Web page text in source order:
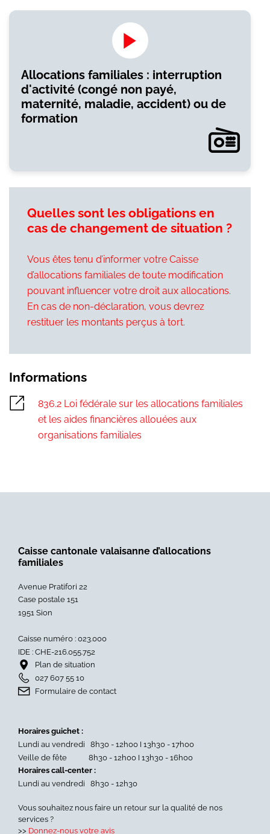
Allocations familiales : interruption
d'activité (congé non payé,
maternité, maladie, accident) ou de
formation
Quelles sont les obligations en
cas de changement de situation ?
Vous êtes tenu d’informer votre Caisse
d’allocations familiales de toute modification
pouvant influencer votre droit aux allocations.
En cas de non-déclaration, vous devrez
restituer les montants perçus à tort.
Informations
836.2 Loi fédérale sur les allocations familiales
et les aides financières allouées aux
organisations familiales
Caisse cantonale valaisanne d’allocations
familiales
Avenue Pratifori 22
Case postale 151
1951 Sion
Caisse numéro : 023.000
IDE : CHE-216.055.752
Plan de situation
027 607 55 10
Formulaire de contact
Horaires guichet :
Lundi au vendredi 8h30 - 12h00 I 13h30 - 17h00
Veille de fête 8h30 - 12h00 I 13h30 - 16h00
Horaires call-center :
Lundi au vendredi 8h30 - 12h30
Vous souhaitez nous faire un retour sur la qualité de nos
services ?
>> Donnez-nous votre avis